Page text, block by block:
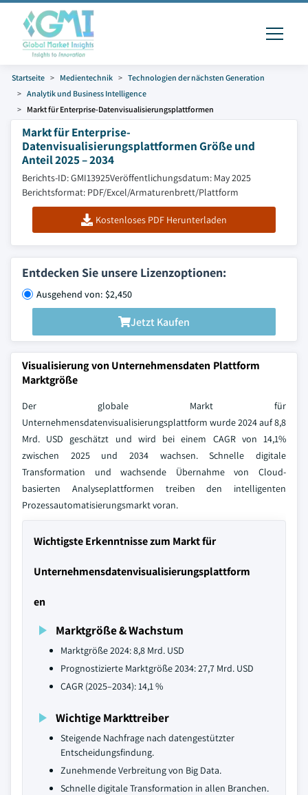
Startseite Medientechnik
Technologien der nächsten Generation
Analytik und Business Intelligence
Markt für Enterprise-Datenvisualisierungsplattformen
Markt für Enterprise-
Datenvisualisierungsplattformen Größe und
Anteil 2025 – 2034
Berichts-ID: GMI13925Veröffentlichungsdatum: May 2025
Berichtsformat: PDF/Excel/Armaturenbrett/Plattform
Kostenloses PDF Herunterladen
Entdecken Sie unsere Lizenzoptionen:
Ausgehend von: $2,450
Jetzt Kaufen
Visualisierung von Unternehmensdaten Plattform
Marktgröße
Der globale Markt für
Unternehmensdatenvisualisierungsplattform wurde 2024 auf 8,8
Mrd. USD geschätzt und wird bei einem CAGR von 14,1%
zwischen 2025 und 2034 wachsen. Schnelle digitale
Transformation und wachsende Übernahme von Cloud-
basierten Analyseplattformen treiben den intelligenten
Prozessautomatisierungsmarkt voran.
Wichtigste Erkenntnisse zum Markt für
Unternehmensdatenvisualisierungsplattform
en
Marktgröße & Wachstum
Marktgröße 2024: 8,8 Mrd. USD
Prognostizierte Marktgröße 2034: 27,7 Mrd. USD
CAGR (2025–2034): 14,1 %
Wichtige Markttreiber
Steigende Nachfrage nach datengestützter
Entscheidungsfindung.
Zunehmende Verbreitung von Big Data.
Schnelle digitale Transformation in allen Branchen.